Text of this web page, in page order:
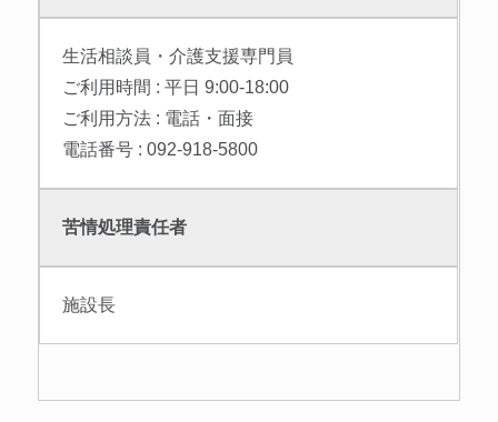
生活相談員・介護支援専門員
ご利用時間 : 平日 9:00-18:00
ご利用方法 : 電話・面接
電話番号 : 092-918-5800
苦情処理責任者
施設長